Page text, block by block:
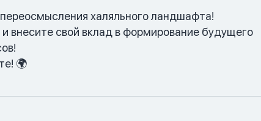
халяльного ландшафта!
внесите свой вклад в формирование будущего
🌍